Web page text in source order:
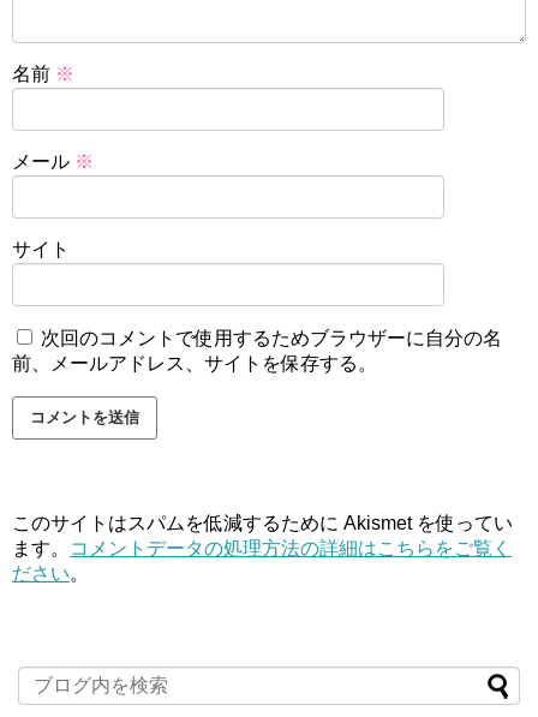
名前 ※
メール ※
サイト
次回のコメントで使用するためブラウザーに自分の名
前、メールアドレス、サイトを保存する。
このサイトはスパムを低減するために Akismet を使ってい
ます。
コメントデータの処理方法の詳細はこちらをご覧く
ださい。